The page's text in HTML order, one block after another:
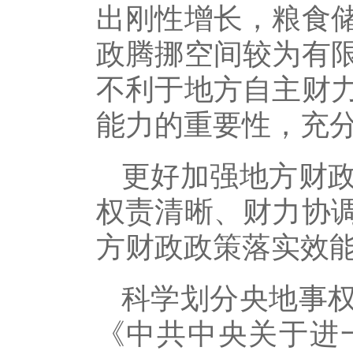
出刚性增长，粮食
政腾挪空间较为有
不利于地方自主财
能力的重要性，充
更好加强地方财
权责清晰、财力协
方财政政策落实效
科学划分央地事
《中共中央关于